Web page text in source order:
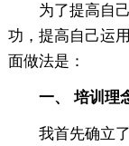
为了提高自己
功，提高自己运
面做法是：
一、 培训理念
我首先确立了